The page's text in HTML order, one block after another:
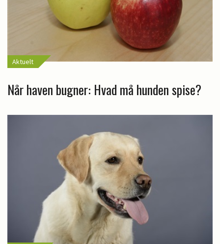
Aktuelt
Når haven bugner: Hvad må hunden spise?